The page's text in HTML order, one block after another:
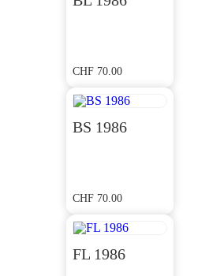
CHF 70.00
BS 1986
CHF 70.00
FL 1986